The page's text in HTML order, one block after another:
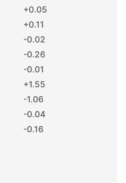
+0.05
+0.11
-0.02
-0.26
-0.01
+1.55
-1.06
-0.04
-0.16